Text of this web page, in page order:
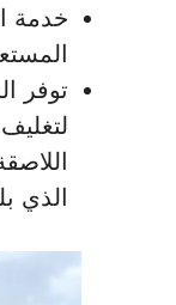
خدمة
توفر
الذي